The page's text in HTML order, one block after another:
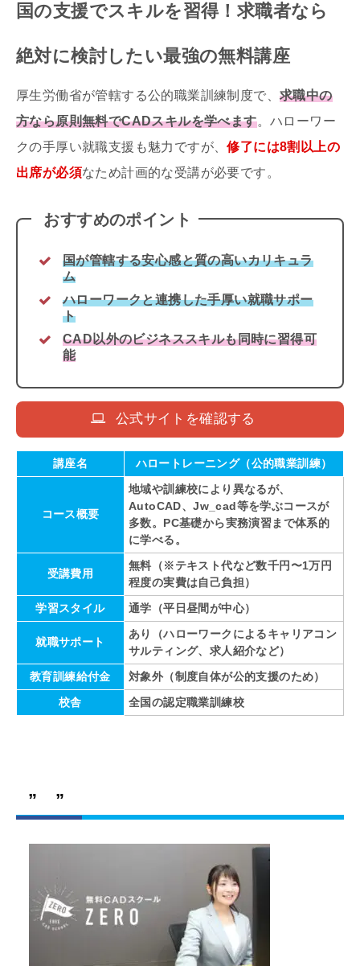
国の支援でスキルを習得！求職者なら
絶対に検討したい最強の無料講座
厚生労働省が管轄する公的職業訓練制度で、 求職中の
方なら原則無料でCADスキルを学べます。ハローワー
クの手厚い就職支援も魅力ですが、修了には8割以上の
出席が必須なため計画的な受講が必要です。
おすすめのポイント
国が管轄する安心感と質の高いカリキュラ
ム
ハローワークと連携した手厚い就職サポー
ト
CAD以外のビジネススキルも同時に習得可
能
公式サイトを確認する
講座名 ハロートレーニング（公的職業訓練）
コース概要
地域や訓練校により異なるが、
AutoCAD、Jw_cad等を学ぶコースが
多数。PC基礎から実務演習まで体系的
に学べる。
受講費用
無料（※テキスト代など数千円〜1万円
程度の実費は自己負担）
学習スタイル
通学（平日昼間が中心）
就職サポート
あり（ハローワークによるキャリアコン
サルティング、求人紹介など）
教育訓練給付金
対象外（制度自体が公的支援のため）
校舎
全国の認定職業訓練校
” ”